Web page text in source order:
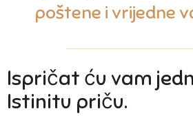
poštene i vrijedne
Ispričat ću vam
Istinitu priču.